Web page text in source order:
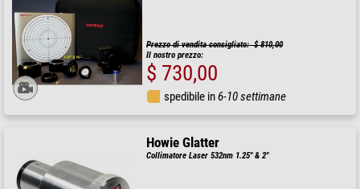
Prezzo di vendita consigliato: $ 810,00
Il nostro prezzo:
$ 730,00
spedibile in6-10 settimane
Howie Glatter
Collimatore Laser 532nm 1.25" & 2"